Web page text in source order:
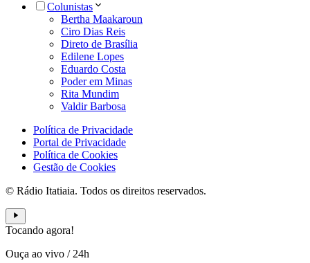
Colunistas
Bertha Maakaroun
Ciro Dias Reis
Direto de Brasília
Edilene Lopes
Eduardo Costa
Poder em Minas
Rita Mundim
Valdir Barbosa
Política de Privacidade
Portal de Privacidade
Política de Cookies
Gestão de Cookies
© Rádio Itatiaia. Todos os direitos reservados.
Tocando agora!
Ouça ao vivo / 24h